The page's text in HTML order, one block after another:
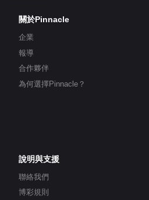
關於Pinnacle
企業
報導
合作夥伴
為何選擇Pinnacle？
說明與支援
聯絡我們
博彩規則